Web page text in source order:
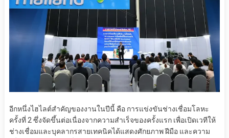
อีกหนึ่งไฮไลต์สำคัญของงานในปีนี้ คือ การแข่งขันช่างเชื่อมโลหะ
ครั้งที่ 2 ซึ่งจัดขึ้นต่อเนื่องจากความสำเร็จของครั้งแรก เพื่อเปิดเวทีให้
ช่างเชื่อมและบุคลากรสายเทคนิคได้แสดงศักยภาพ ฝีมือ และความ